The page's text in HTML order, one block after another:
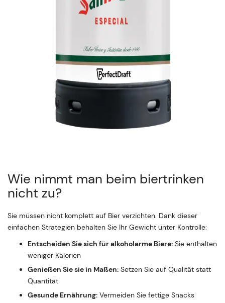
Wie nimmt man beim biertrinken
nicht zu?
Sie müssen nicht komplett auf Bier verzichten. Dank dieser
einfachen Strategien behalten Sie Ihr Gewicht unter Kontrolle:
Entscheiden Sie sich für alkoholarme Biere: Sie enthalten
weniger Kalorien
Genießen Sie sie in Maßen: Setzen Sie auf Qualität statt
Quantität
Gesunde Ernährung: Vermeiden Sie fettige Snacks